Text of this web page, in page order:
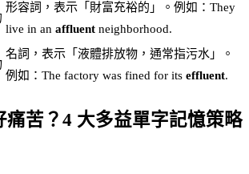
形容詞，表示「財富充裕的」。例如：They
live in an affluent neighborhood.
名詞，表示「液體排放物，通常指污水」。
例如：The factory was fined for its effluent.
痛苦？4 大多益單字記憶策略